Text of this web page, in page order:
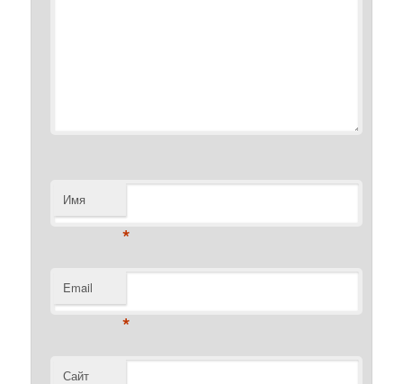
Имя
*
Email
*
Сайт